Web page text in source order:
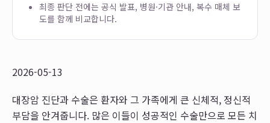
최종 판단 전에는 공식 발표, 병원·기관 안내, 복수 매체 보
도를 함께 비교합니다.
2026-05-13
대장암 진단과 수술은 환자와 그 가족에게 큰 신체적, 정신적
부담을 안겨줍니다. 많은 이들이 성공적인 수술만으로 모든 치